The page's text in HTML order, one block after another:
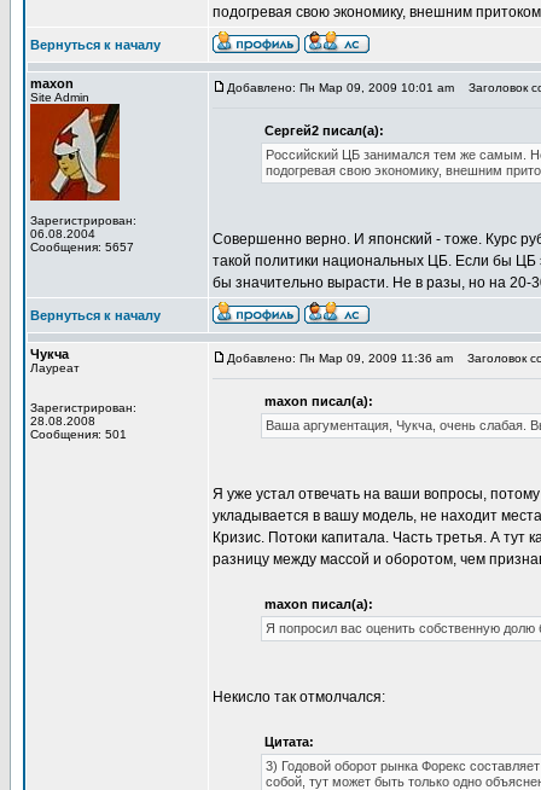
подогревая свою экономику, внешним
Вернуться к началу
maxon
Site Admin
Зарегистрирован:
06.08.2004
Сообщения: 5657
Добавлено: Пн Мар 09, 2009 10:01 am Заголовок
Сергей2 писал(а):
Российский ЦБ занимался тем же самым.
подогревая свою экономику, внешним
Совершенно верно. И японский - тоже. Курс
такой политики национальных ЦБ. Если бы ЦБ
бы значительно вырасти. Не в разы, но на 20-
Вернуться к началу
Чукча
Лауреат
Зарегистрирован:
28.08.2008
Сообщения: 501
Добавлено: Пн Мар 09, 2009 11:36 am Заголовок
maxon писал(а):
Ваша аргументация, Чукча, очень слабая.
Я уже устал отвечать на ваши вопросы,
укладывается в вашу модель, не находит
Кризис. Потоки капитала. Часть третья. А
разницу между массой и оборотом, чем
maxon писал(а):
Я попросил вас оценить собственную
Некисло так отмолчался:
Цитата:
3) Годовой оборот рынка Форекс
собой, тут может быть только одно